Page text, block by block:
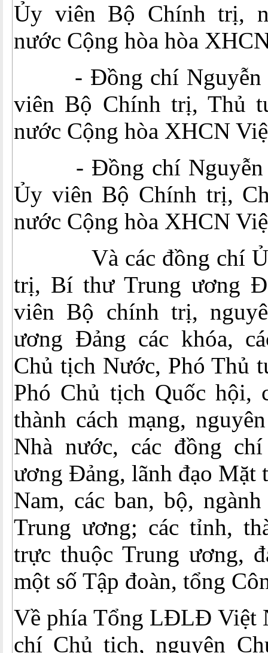
Ủy viên Bộ Chính trị,
nước Cộng hòa hòa
- Đồng chí Nguyễn
viên Bộ Chính trị, Thủ
nước Cộng hòa XHCN
- Đồng chí Nguyễn
Ủy viên Bộ Chính trị,
nước Cộng hòa XHCN
Và các đồng chí Ủy
trị, Bí thư Trung ương
viên Bộ chính trị,
ương Đảng các khóa,
Chủ tịch Nước, Phó Thủ
Phó Chủ tịch Quốc hội,
thành cách mạng,
Nhà nước, các đồng
ương Đảng, lãnh đạo Mặt
Nam, các ban, bộ,
Trung ương; các tỉnh,
trực thuộc Trung ương,
một số Tập đoàn, tổng
Về phía Tổng LĐLĐ Việt
chí Chủ tịch, nguyên